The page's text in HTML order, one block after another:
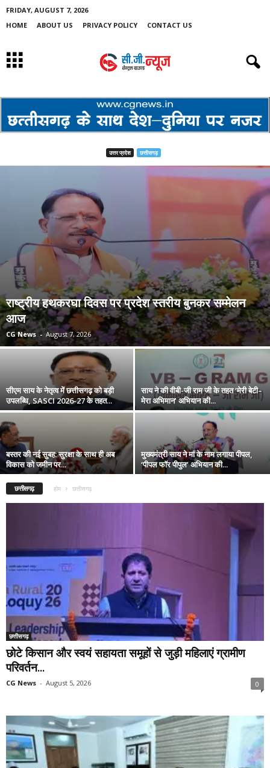
FRIDAY, AUGUST 7, 2026
HOME
ABOUT US PRIVACY POLICY CONTACT US
उत्तर प्रदेश छत्तीसगढ़
राष्ट्रीय हथकरघा दिवस पर प्रदेश स्तरीय बुनकर सम्मेलन
आज
CG News - August 7, 2026
सीएम साय के नेतृत्व में छत्तीसगढ़ को बड़ी
उपलब्धि, SASCI 2026-27 के तहत...
साय ने की वीबी-जी राम जी के तहत ‘मेरी बेटी–
मेरा अभिमान’ अभियान की...
बस्तर की नई सुबह: सुरक्षा के साथ ही अब
विकास को जमीन पर...
मुख्यमंत्री साय ने मां के नाम लगाया पीपल,
‘पीपल फॉर पीपुल’ अभियान की...
छत्तीसगढ़ होम छत्तीसगढ़
छत्तीसगढ़
छोटे किसान और स्वयं सहायता समूहों से जुड़ी महिलाएं ग्रामीण
परिवर्तन...
CG News - August 5, 2026 0